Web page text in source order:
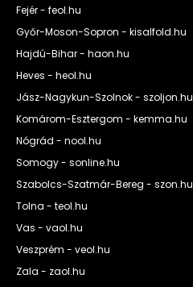
Fejér - feol.hu
Győr-Moson-Sopron - kisalfold.hu
Hajdú-Bihar - haon.hu
Heves - heol.hu
Jász-Nagykun-Szolnok - szoljon.hu
Komárom-Esztergom - kemma.hu
Nógrád - nool.hu
Somogy - sonline.hu
Szabolcs-Szatmár-Bereg - szon.hu
Tolna - teol.hu
Vas - vaol.hu
Veszprém - veol.hu
Zala - zaol.hu